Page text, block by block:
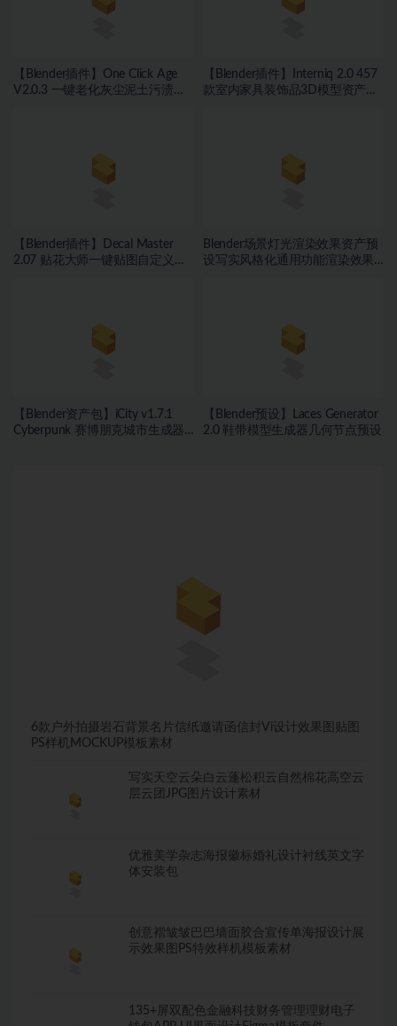
【Blender插件】One Click Age
V2.0.3 一键老化灰尘泥土污渍污
【Blender插件】Interniq 2.0 457
款室内家具装饰品3D模型资产库
【Blender插件】Decal Master
2.07 贴花大师一键贴图自定义贴
Blender场景灯光渲染效果资产预
设写实风格化通用功能渲染效果
【Blender资产包】iCity v1.7.1
Cyberpunk 赛博朋克城市生成器
【Blender预设】Laces Generator
2.0 鞋带模型生成器几何节点预设
6款户外拍摄岩石背景名片信纸邀请函信封Vi设计效果图贴图
PS样机MOCKUP模板素材
写实天空云朵白云蓬松积云自然棉花高空云
层云团JPG图片设计素材
优雅美学杂志海报徽标婚礼设计衬线英文字
体安装包
创意褶皱皱巴巴墙面胶合宣传单海报设计展
示效果图PS特效样机模板素材
135+屏双配色金融科技财务管理理财电子